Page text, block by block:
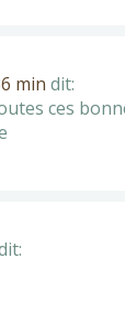
min dit:
ces